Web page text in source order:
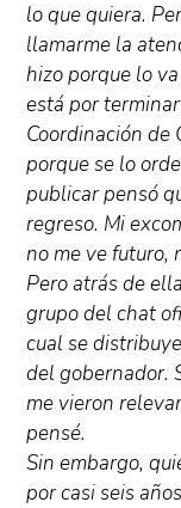
lo que quiera.
llamarme la
hizo porque lo
está por
Coordinación de
porque se lo
publicar pensó
regreso. Mi
no me ve futuro,
Pero atrás de
grupo del chat
cual se
del gobernador.
me vieron
pensé.
Sin embargo,
por casi seis